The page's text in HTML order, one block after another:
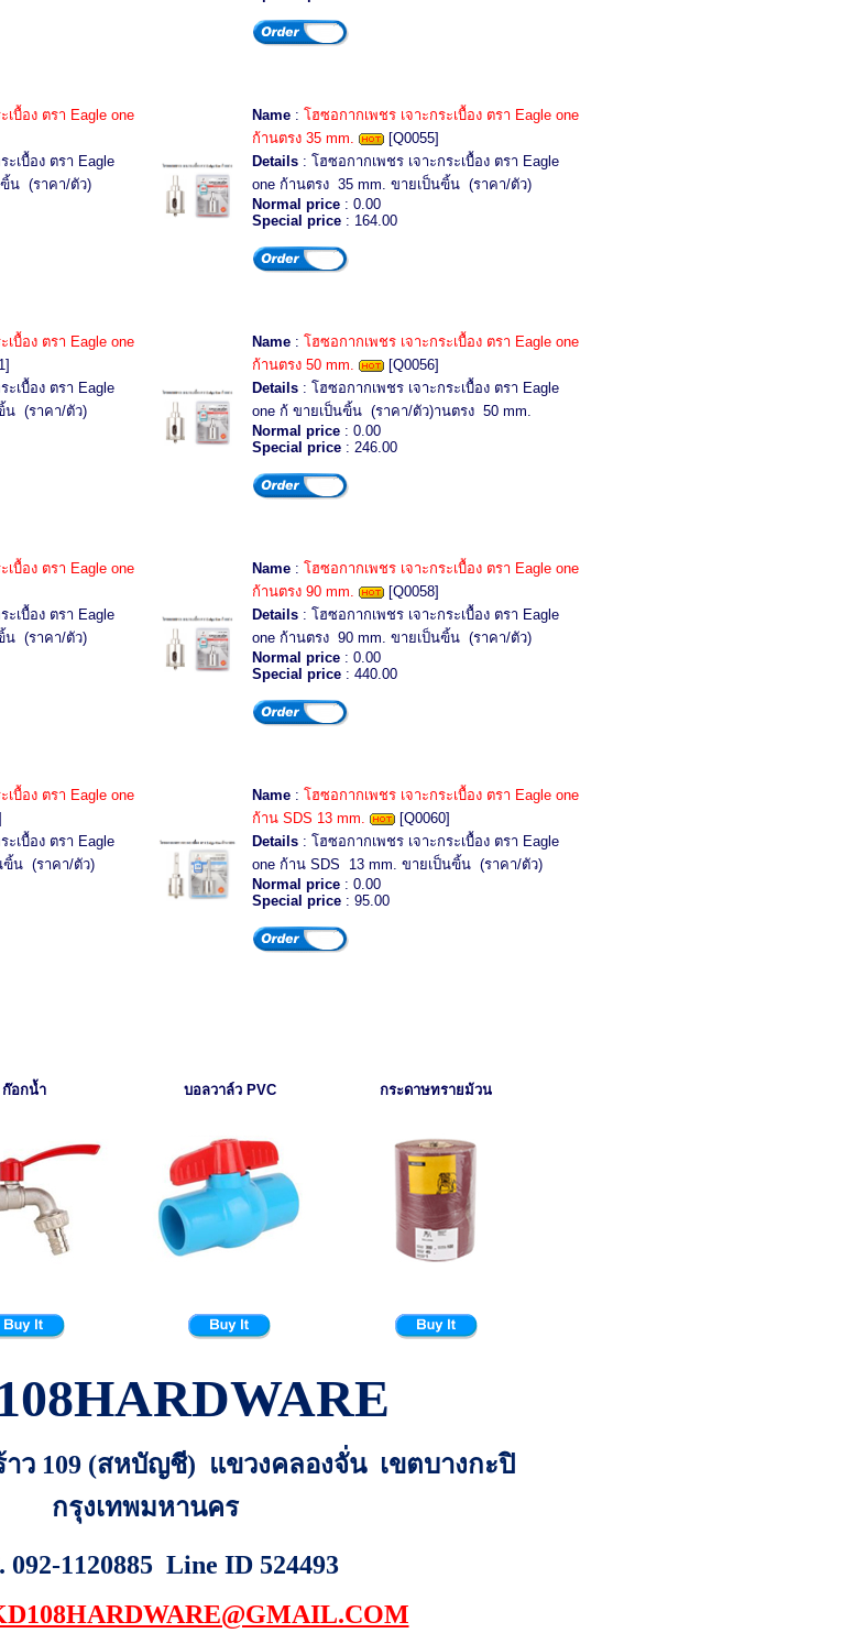
เบื้อง ตรา Eagle one
ะเบื้อง ตรา Eagle
น (ราคา/ตัว)
Name : โฮซอกากเพชร เจาะกระเบื้อง ตรา Eagle one
ก้านตรง 35 mm.
[Q0055]
Details : โฮซอกากเพชร เจาะกระเบื้อง ตรา Eagle
one ก้านตรง 35 mm. ขายเป็นฃิ้น (ราคา/ตัว)
Normal price : 0.00
Special price : 164.00
เบื้อง ตรา Eagle one
ะเบื้อง ตรา Eagle
น (ราคา/ตัว)
Name : โฮซอกากเพชร เจาะกระเบื้อง ตรา Eagle one
ก้านตรง 50 mm.
[Q0056]
Details : โฮซอกากเพชร เจาะกระเบื้อง ตรา Eagle
one ก้ ขายเป็นฃิ้น (ราคา/ตัว)านตรง 50 mm.
Normal price : 0.00
Special price : 246.00
เบื้อง ตรา Eagle one
ะเบื้อง ตรา Eagle
น (ราคา/ตัว)
Name : โฮซอกากเพชร เจาะกระเบื้อง ตรา Eagle one
ก้านตรง 90 mm.
[Q0058]
Details : โฮซอกากเพชร เจาะกระเบื้อง ตรา Eagle
one ก้านตรง 90 mm. ขายเป็นฃิ้น (ราคา/ตัว)
Normal price : 0.00
Special price : 440.00
เบื้อง ตรา Eagle one
ะเบื้อง ตรา Eagle
ฃิ้น (ราคา/ตัว)
Name : โฮซอกากเพชร เจาะกระเบื้อง ตรา Eagle one
ก้าน SDS 13 mm.
[Q0060]
Details : โฮซอกากเพชร เจาะกระเบื้อง ตรา Eagle
one ก้าน SDS 13 mm. ขายเป็นฃิ้น (ราคา/ตัว)
Normal price : 0.00
Special price : 95.00
ก๊อกน้ำ บอลวาล์ว PVC กระดาษทรายม้วน
ว 109 (สหบัญชี) แขวงคลองจั่น เขตบางกะปิ
กรุงเทพมหานคร
092-1120885 Line ID 524493